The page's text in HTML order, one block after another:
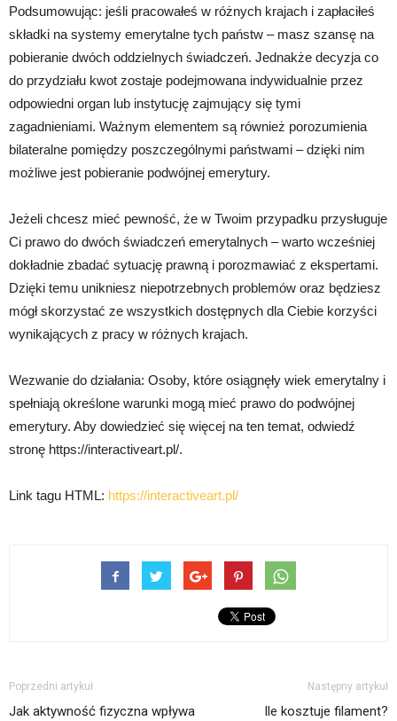
Podsumowując: jeśli pracowałeś w różnych krajach i zapłaciłeś
składki na systemy emerytalne tych państw – masz szansę na
pobieranie dwóch oddzielnych świadczeń. Jednakże decyzja co
do przydziału kwot zostaje podejmowana indywidualnie przez
odpowiedni organ lub instytucję zajmujący się tymi
zagadnieniami. Ważnym elementem są również porozumienia
bilateralne pomiędzy poszczególnymi państwami – dzięki nim
możliwe jest pobieranie podwójnej emerytury.
Jeżeli chcesz mieć pewność, że w Twoim przypadku przysługuje
Ci prawo do dwóch świadczeń emerytalnych – warto wcześniej
dokładnie zbadać sytuację prawną i porozmawiać z ekspertami.
Dzięki temu unikniesz niepotrzebnych problemów oraz będziesz
mógł skorzystać ze wszystkich dostępnych dla Ciebie korzyści
wynikających z pracy w różnych krajach.
Wezwanie do działania: Osoby, które osiągnęły wiek emerytalny i
spełniają określone warunki mogą mieć prawo do podwójnej
emerytury. Aby dowiedzieć się więcej na ten temat, odwiedź
stronę https://interactiveart.pl/.
Link tagu HTML: https://interactiveart.pl/
Poprzedni artykuł
Jak aktywność fizyczna wpływa
Następny artykuł
Ile kosztuje filament?